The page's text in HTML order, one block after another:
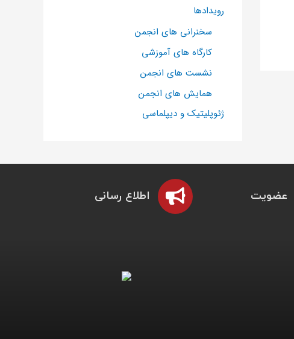
رویدادها
سخنرانی های انجمن
کارگاه های آموزشی
نشست های انجمن
همایش های انجمن
ژئوپلیتیک و دیپلماسی
عضویت اطلاع رسانی